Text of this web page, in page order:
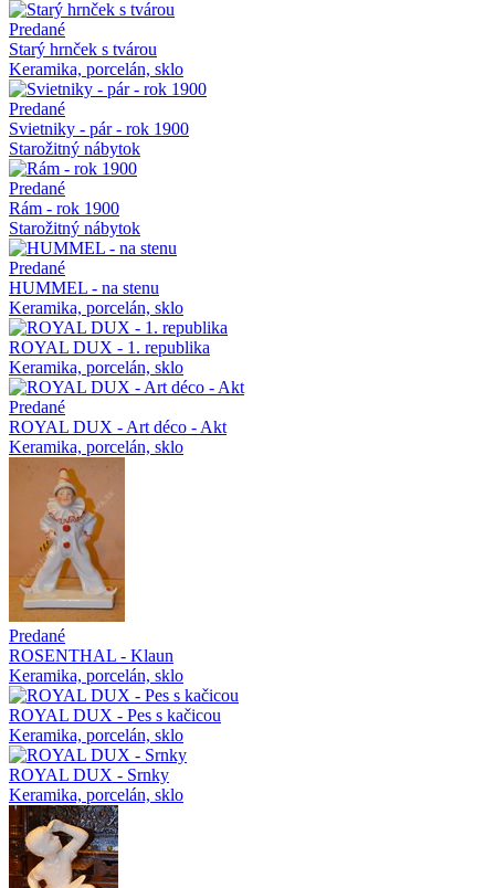
Predané
Starý hrnček s tvárou
Keramika, porcelán, sklo
Predané
Svietniky - pár - rok 1900
Starožitný nábytok
Predané
Rám - rok 1900
Starožitný nábytok
Predané
HUMMEL - na stenu
Keramika, porcelán, sklo
ROYAL DUX - 1. republika
Keramika, porcelán, sklo
Predané
ROYAL DUX - Art déco - Akt
Keramika, porcelán, sklo
Predané
ROSENTHAL - Klaun
Keramika, porcelán, sklo
ROYAL DUX - Pes s kačicou
Keramika, porcelán, sklo
ROYAL DUX - Srnky
Keramika, porcelán, sklo